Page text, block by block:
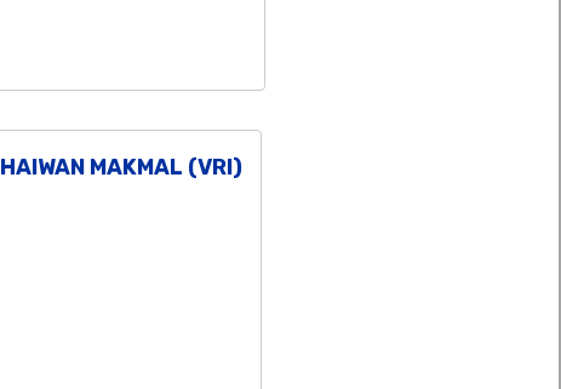
HAIWAN MAKMAL (VRI)